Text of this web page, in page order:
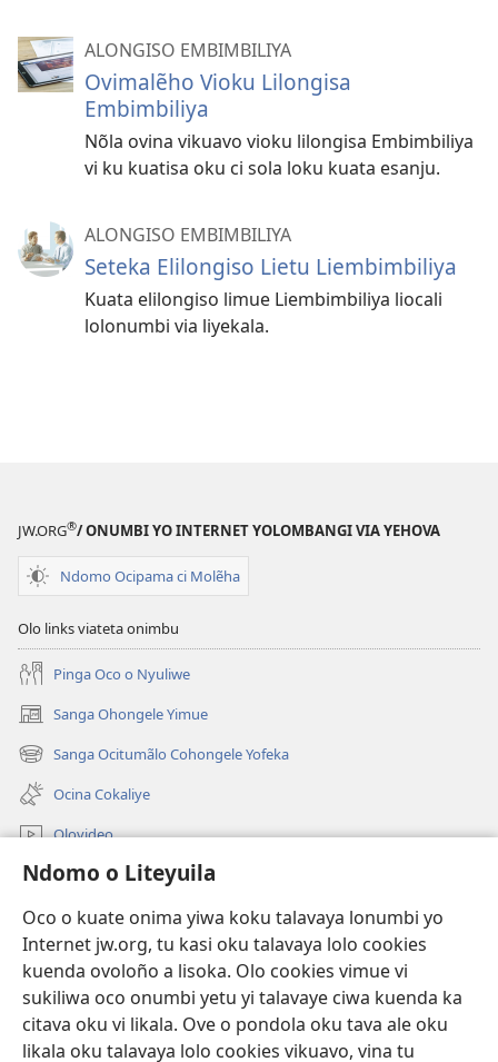
Ndomo o Liteyuila
Oco o kuate onima yiwa koku talavaya lonumbi yo
Internet jw.org, tu kasi oku talavaya lolo cookies
kuenda ovoloño a lisoka. Olo cookies vimue vi
sukiliwa oco onumbi yetu yi talavaye ciwa kuenda ka
citava oku vi likala. Ove o pondola oku tava ale oku
likala oku talavaya lolo cookies vikuavo, vina tu
ALONGISO EMBIMBILIYA
Ovimalẽho Vioku Lilongisa
Embimbiliya
Nõla ovina vikuavo vioku lilongisa Embimbiliya
vi ku kuatisa oku ci sola loku kuata esanju.
ALONGISO EMBIMBILIYA
Seteka Elilongiso Lietu Liembimbiliya
Kuata elilongiso limue Liembimbiliya liocali
lolonumbi via liyekala.
JW.ORG®/ ONUMBI YO INTERNET YOLOMBANGI VIA YEHOVA
Ndomo Ocipama ci Molẽha
Olo links viateta onimbu
Pinga Oco o Nyuliwe
Sanga Ohongele Yimue
(yikula
onjanela
yokaliye)
Sanga Ocitumãlo Cohongele Yofeka
(yikula
onjanela
yokaliye)
Ocina Cokaliye
Olovideo
Videos with Audio Descriptions
Sandiliya
Ekuatiso
Olombanjaile
(yikula
onjanela